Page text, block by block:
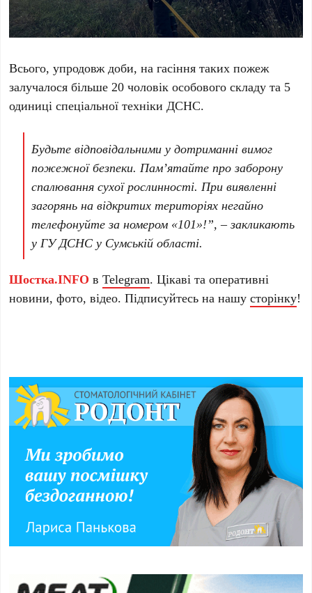
Всього, упродовж доби, на гасіння таких пожеж
залучалося більше 20 чоловік особового складу та 5
одиниці спеціальної техніки ДСНС.
Будьте відповідальними у дотриманні вимог
пожежної безпеки. Пам’ятайте про заборону
спалювання сухої рослинності. При виявленні
загорянь на відкритих територіях негайно
телефонуйте за номером «101»!”, – закликають
у ГУ ДСНС у Сумській області.
Шостка.INFO вTelegram. Цікаві та оперативні
новини, фото, відео. Підписуйтесь на нашусторінку!